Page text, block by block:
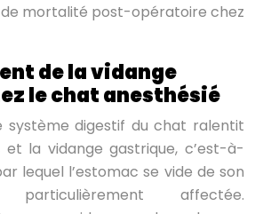
mortalité post-opératoire chez
de la vidange
le chat anesthésié
système digestif du chat ralentit
et la vidange gastrique, c’est-à-
lequel l’estomac se vide de son
affectée.